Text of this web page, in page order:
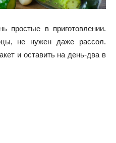
простые в приготовлении.
не нужен даже рассол.
и оставить на день-два в